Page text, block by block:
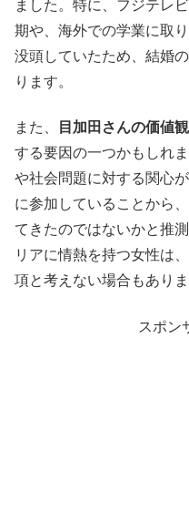
ました。特に、フジテレ
期や、海外での学業に取
没頭していたため、結婚
ります。
また、 目加田さんの価値
する要因の一つかもしれ
や社会問題に対する関心
に参加していることから
てきたのではないかと推
リアに情熱を持つ女性は
項と考えない場合もありま
スポン